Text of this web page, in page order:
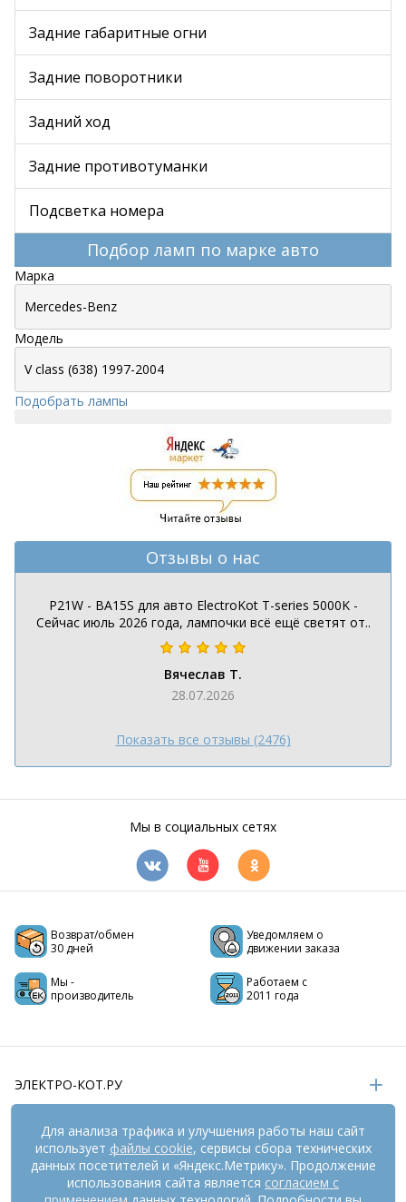
Задние габаритные огни
Задние поворотники
Задний ход
Задние противотуманки
Подсветка номера
Подбор ламп по марке авто
Марка
Модель
Подобрать лампы
Отзывы о нас
P21W - BA15S для авто ElectroKot T-series 5000K -
Сейчас июль 2026 года, лампочки всё ещё светят от..
Вячеслав Т.
28.07.2026
Показать все отзывы (2476)
Мы в социальных сетях
Возврат/обмен
30 дней
Уведомляем о
движении заказа
Мы -
производитель
Работаем с
2011 года
ЭЛЕКТРО-КОТ.РУ
ИНФОРМАЦИЯ
РЕКВИЗИТЫ
Для анализа трафика и улучшения работы наш сайт
использует файлы cookie, сервисы сбора технических
данных посетителей и «Яндекс.Метрику». Продолжение
использования сайта является согласием с